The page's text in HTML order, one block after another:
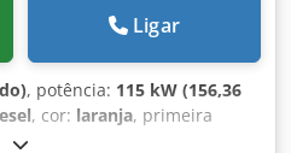
Ligar
, potência: 115 kW (156,36
, cor: laranja, primeira
fabrico: